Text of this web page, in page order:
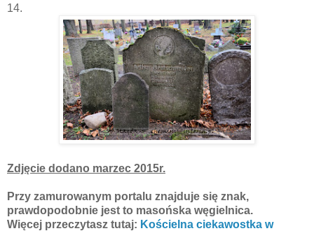
14.
Zdjęcie dodano marzec 2015r.
Przy zamurowanym portalu znajduje się znak,
prawdopodobnie jest to masońska węgielnica.
Więcej przeczytasz tutaj: Kościelna ciekawostka w